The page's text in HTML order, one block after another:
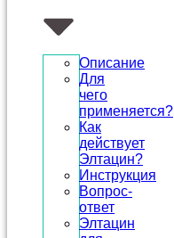
Описание
Для
чего
применяется?
Как
действует
Элтацин?
Инструкция
Вопрос-
ответ
Элтацин